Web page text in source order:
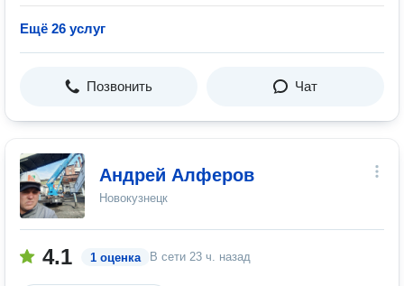
Ещё 26 услуг
Позвонить Чат
Андрей Алферов
Новокузнецк
4.1 1 оценка В сети 23 ч. назад